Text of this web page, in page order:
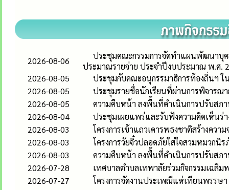
2026-08-06
ประชุมคณะกรรมการจัดทำแผนพัฒนาบุค
ประมาณรายจ่าย ประจำปีงบประมาณ พ.ศ.
2026-08-05
ประชุมกับคณะอนุกรรมาธิการท้องถิ่นฯ
2026-08-05
ประชุมรายชื่อนักเรียนที่ผ่านการพิจารณ
2026-08-05
ความคืบหน้า ลงพื้นที่ดำเนินการปรับสภ
2026-08-04
ประชุมเผยแพร่และรับฟังความคิดเห็นร่
2026-08-03
โครงการเข้าแถวเคารพธงชาติสร้างค
2026-08-03
โครงการวัยจิ๋วปลอดภัยใส่ใจสวมหมวกนิร
2026-08-03
ความคืบหน้า ลงพื้นที่ดำเนินการปรับสภ
2026-07-28
เทศบาลตำบลเทพาลัยร่วมกิจกรรมเฉลิ
2026-07-27
โครงการจัดงานประเพณีแห่เทียนพรรษ